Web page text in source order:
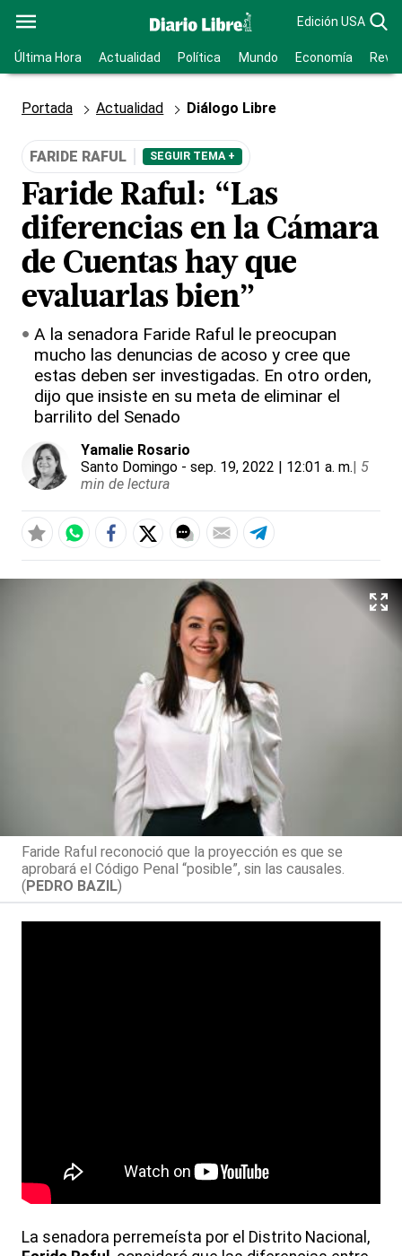
Edición USA
Última Hora Actualidad Política Mundo Economía
Portada Actualidad Diálogo Libre
FARIDE RAFUL SEGUIR TEMA +
Faride Raful: “Las
diferencias en la Cámara
de Cuentas hay que
evaluarlas bien”
A la senadora Faride Raful le preocupan
mucho las denuncias de acoso y cree que
estas deben ser investigadas. En otro orden,
dijo que insiste en su meta de eliminar el
barrilito del Senado
Yamalie Rosario
Santo Domingo - sep. 19, 2022 | 12:01 a. m.| 5
min de lectura
Faride Raful reconoció que la proyección es que se
aprobará el Código Penal “posible”, sin las causales.
(PEDRO BAZIL)
La senadora perremeísta por el Distrito Nacional,